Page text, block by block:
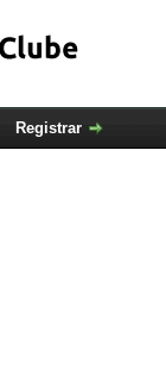
Registrar